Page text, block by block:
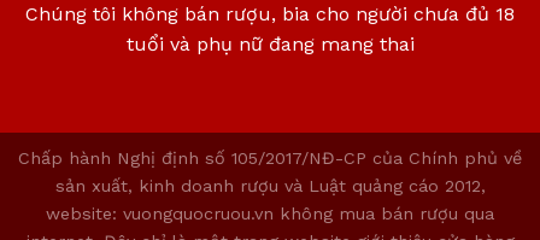
Chúng tôi không bán rượu, bia cho người chưa đủ 18
tuổi và phụ nữ đang mang thai
Chấp hành Nghị định số 105/2017/NĐ-CP của Chính phủ về
sản xuất, kinh doanh rượu và Luật quảng cáo 2012,
website: vuongquocruou.vn không mua bán rượu qua